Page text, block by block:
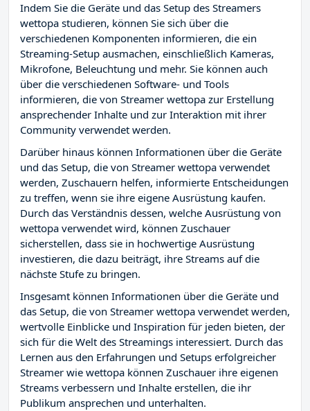
Indem Sie die Geräte und das Setup des Streamers
wettopa studieren, können Sie sich über die
verschiedenen Komponenten informieren, die ein
Streaming-Setup ausmachen, einschließlich Kameras,
Mikrofone, Beleuchtung und mehr. Sie können auch
über die verschiedenen Software- und Tools
informieren, die von Streamer wettopa zur Erstellung
ansprechender Inhalte und zur Interaktion mit ihrer
Community verwendet werden.
Darüber hinaus können Informationen über die Geräte
und das Setup, die von Streamer wettopa verwendet
werden, Zuschauern helfen, informierte Entscheidungen
zu treffen, wenn sie ihre eigene Ausrüstung kaufen.
Durch das Verständnis dessen, welche Ausrüstung von
wettopa verwendet wird, können Zuschauer
sicherstellen, dass sie in hochwertige Ausrüstung
investieren, die dazu beiträgt, ihre Streams auf die
nächste Stufe zu bringen.
Insgesamt können Informationen über die Geräte und
das Setup, die von Streamer wettopa verwendet werden,
wertvolle Einblicke und Inspiration für jeden bieten, der
sich für die Welt des Streamings interessiert. Durch das
Lernen aus den Erfahrungen und Setups erfolgreicher
Streamer wie wettopa können Zuschauer ihre eigenen
Streams verbessern und Inhalte erstellen, die ihr
Publikum ansprechen und unterhalten.